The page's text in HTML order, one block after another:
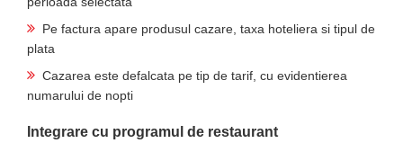
Pe factura apare produsul cazare, taxa hoteliera si tipul de
plata
Cazarea este defalcata pe tip de tarif, cu evidentierea
numarului de nopti
Integrare cu programul de restaurant